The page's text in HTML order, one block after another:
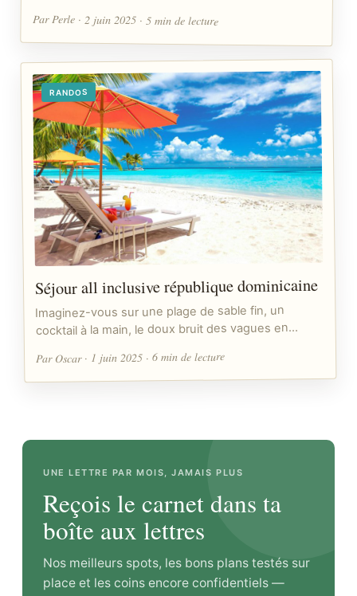
Par Perle · 2 juin 2025 · 5 min de lecture
RANDOS
Séjour all inclusive république dominicaine
Imaginez-vous sur une plage de sable fin, un
cocktail à la main, le doux bruit des vagues en…
Par Oscar · 1 juin 2025 · 6 min de lecture
UNE LETTRE PAR MOIS, JAMAIS PLUS
Reçois le carnet dans ta
boîte aux lettres
Nos meilleurs spots, les bons plans testés sur
place et les coins encore confidentiels —